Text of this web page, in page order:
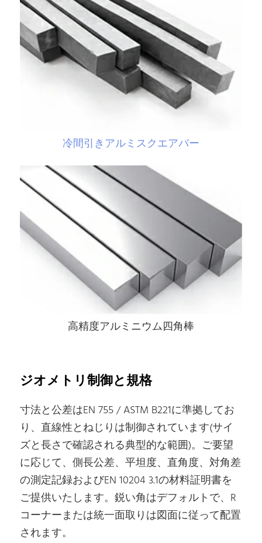
冷間引きアルミスクエアバー
高精度アルミニウム四角棒
ジオメトリ制御と規格
寸法と公差はEN 755 / ASTM B221に準拠してお
り、直線性とねじりは制御されています(サイ
ズと長さで確認される典型的な範囲)。ご要望
に応じて、側長公差、平坦度、直角度、対角差
の測定記録およびEN 10204 3.1の材料証明書を
ご提供いたします。鋭い角はデフォルトで、R
コーナーまたは統一面取りは図面に従って配置
されます。